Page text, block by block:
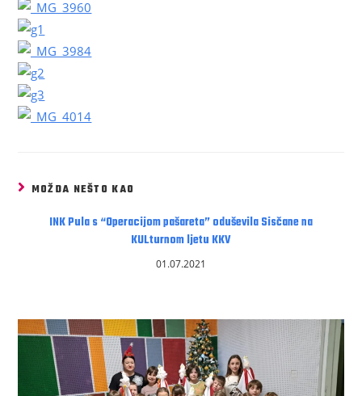
MOŽDA NEŠTO KAO
INK Pula s “Operacijom pašareta” oduševila Sisčane na
KULturnom ljetu KKV
01.07.2021